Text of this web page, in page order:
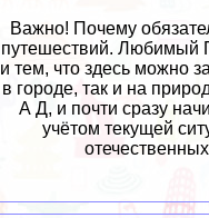
Важно! Почему
путешествий. Любимый
и тем, что здесь можно
в городе, так и на
А Д, и почти сразу
учётом текущей